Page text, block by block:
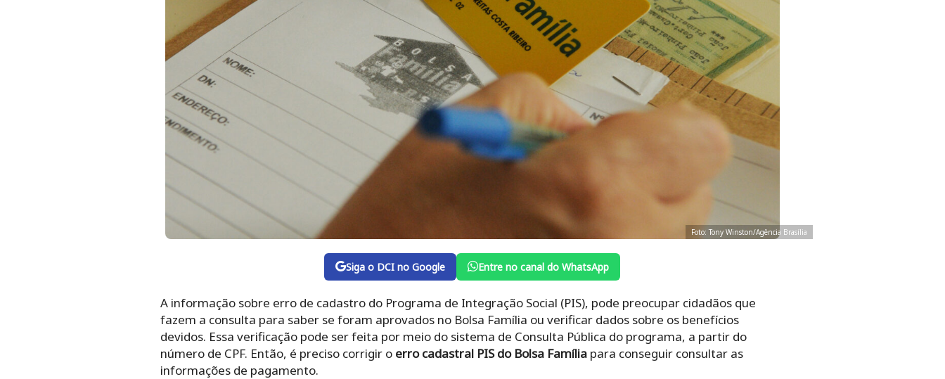
Foto: Tony Winston/Agência Brasília
Siga o DCI no Google Entre no canal do WhatsApp
A informação sobre erro de cadastro do Programa de Integração Social (PIS), pode preocupar cidadãos que
fazem a consulta para saber se foram aprovados no Bolsa Família ou verificar dados sobre os benefícios
devidos. Essa verificação pode ser feita por meio do sistema de Consulta Pública do programa, a partir do
número de CPF. Então, é preciso corrigir o erro cadastral PIS do Bolsa Famíliapara conseguir consultar as
informações de pagamento.